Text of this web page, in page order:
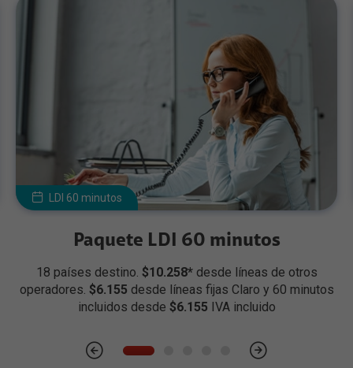
LDI 60 minutos
Paquete LDI 60 minutos
18 países destino. $10.258*desde líneas de otros
operadores. $6.155 desde líneas fijas Claro y 60 minutos
incluidos desde $6.155 IVA incluido